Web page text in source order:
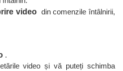
video din comenzile întâlnirii,
.
video și vă puteți schimba